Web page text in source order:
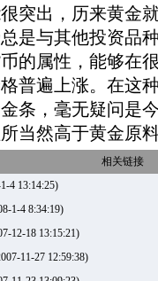
突出，历来黄金
是与其他投资品
的属性，能够在
普遍上涨。在这
条，毫无疑问是
当然高于黄金原
相关链接
4 13:14:25)
1-4 8:34:19)
12-18 13:15:21)
11-27 12:59:38)